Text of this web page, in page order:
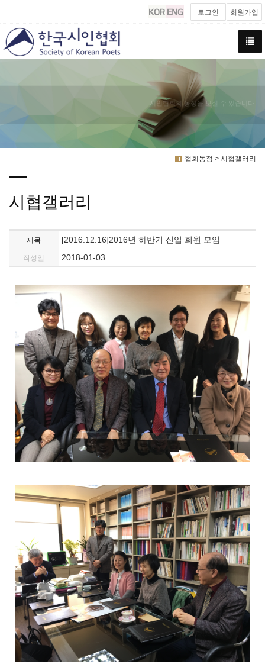
로그인 회원가입
시인협회의 동정을 보실 수 있습니다.
협회동정 > 시협갤러리
시협갤러리
제목 [2016.12.16]2016년 하반기 신입 회원 모임
작성일 2018-01-03